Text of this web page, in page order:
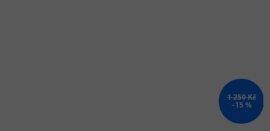
1 250 Kč
–15 %